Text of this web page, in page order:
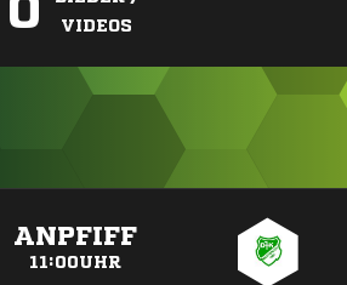
VIDEOS
ANPFIFF
11:00UHR